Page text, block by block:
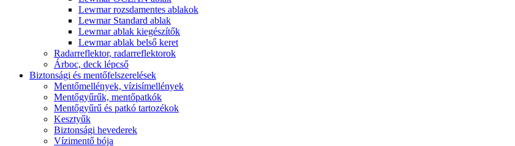
Lewmar rozsdamentes ablakok
Lewmar Standard ablak
Lewmar ablak kiegészítők
Lewmar ablak belső keret
Radarreflektor, radarreflektorok
Árboc, deck lépcső
Biztonsági és mentőfelszerelések
Mentőmellények, vízisímellények
Mentőgyűrűk, mentőpatkók
Mentőgyűrű és patkó tartozékok
Kesztyűk
Biztonsági hevederek
Vízimentő bója